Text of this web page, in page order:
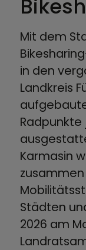
Mit dem
in den
Landkreis
Karmasin
Städten
2026 am